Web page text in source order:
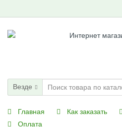
Везде
Главная Как заказать
Оплата